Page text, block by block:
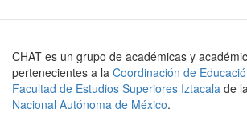
CHAT es un grupo de académicas y
pertenecientes a la Coordinación de
Facultad de Estudios Superiores Iztacala de
Nacional Autónoma de México.